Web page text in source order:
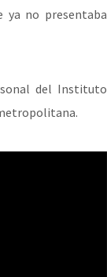
ya no presentaba
del Instituto